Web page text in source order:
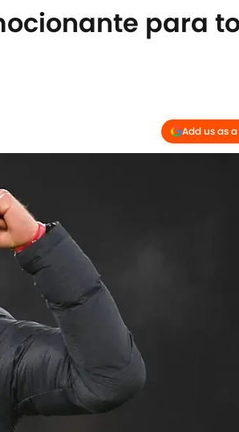
para
Add us as